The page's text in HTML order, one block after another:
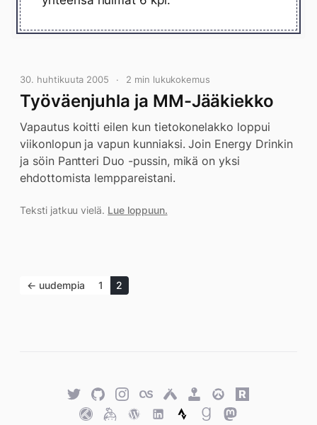
30. huhtikuuta 2005 2 min lukukokemus
Työväenjuhla ja MM-Jääkiekko
Vapautus koitti eilen kun tietokonelakko loppui
viikonlopun ja vapun kunniaksi. Join Energy Drinkin
ja söin Pantteri Duo -pussin, mikä on yksi
ehdottomista lemppareistani.
Teksti jatkuu vielä. Lue loppuun.
← uudempia 1 2
TwitterGitHubTwitterLast.fmUntappd
Retro
Achievements
Overwatch
Rawg.io
TraktKeybaseWordPress
WordPress
StravaGoodreads
Mastodon